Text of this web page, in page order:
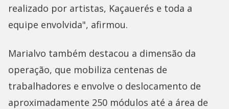
realizado por artistas, Kaçauerés e toda a
equipe envolvida", afirmou.
Marialvo também destacou a dimensão da
operação, que mobiliza centenas de
trabalhadores e envolve o deslocamento de
aproximadamente 250 módulos até a área de